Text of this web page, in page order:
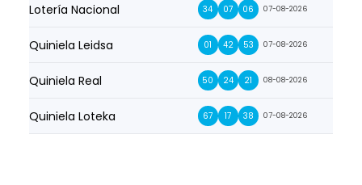
Lotería Nacional 34 07 06 07-08-2026
Quiniela Leidsa 01 42 53 07-08-2026
Quiniela Real 50 24 21 08-08-2026
Quiniela Loteka 67 17 38 07-08-2026